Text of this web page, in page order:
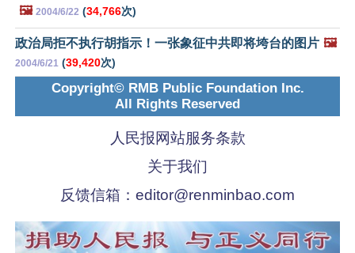
🖼️ 2004/6/22 (34,766次)
政治局拒不执行胡指示！一张象征中共即将垮台的图片 🖼️
2004/6/21 (39,420次)
Copyright© RMB Public Foundation Inc.
All Rights Reserved
人民报网站服务条款
关于我们
反馈信箱： editor@renminbao.com